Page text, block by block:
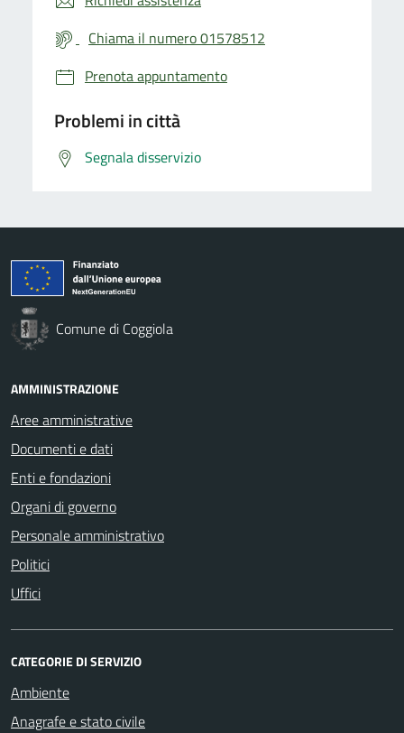
Chiama il numero 01578512
Prenota appuntamento
Problemi in città
Segnala disservizio
Comune di Coggiola
AMMINISTRAZIONE
Aree amministrative
Documenti e dati
Enti e fondazioni
Organi di governo
Personale amministrativo
Politici
Uffici
CATEGORIE DI SERVIZIO
Ambiente
Anagrafe e stato civile